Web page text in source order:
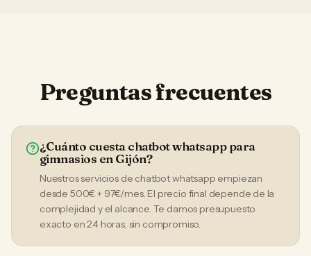
Preguntas frecuentes
¿Cuánto cuesta chatbot whatsapp para
gimnasios en Gijón?
Nuestros servicios de chatbot whatsapp empiezan
desde 500€ + 97€/mes. El precio final depende de la
complejidad y el alcance. Te damos presupuesto
exacto en 24 horas, sin compromiso.